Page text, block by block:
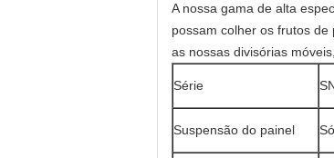
A nossa gama de alta
possam colher os frutos
as nossas divisórias
Série
Suspensão do painel